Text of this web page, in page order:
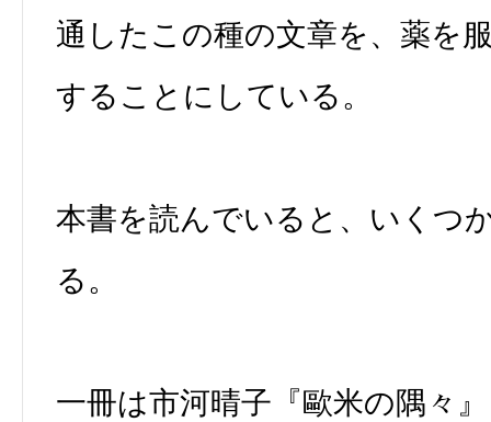
通したこの種の文章を、薬を
することにしている。
本書を読んでいると、いくつ
る。
一冊は市河晴子『歐米の隅々